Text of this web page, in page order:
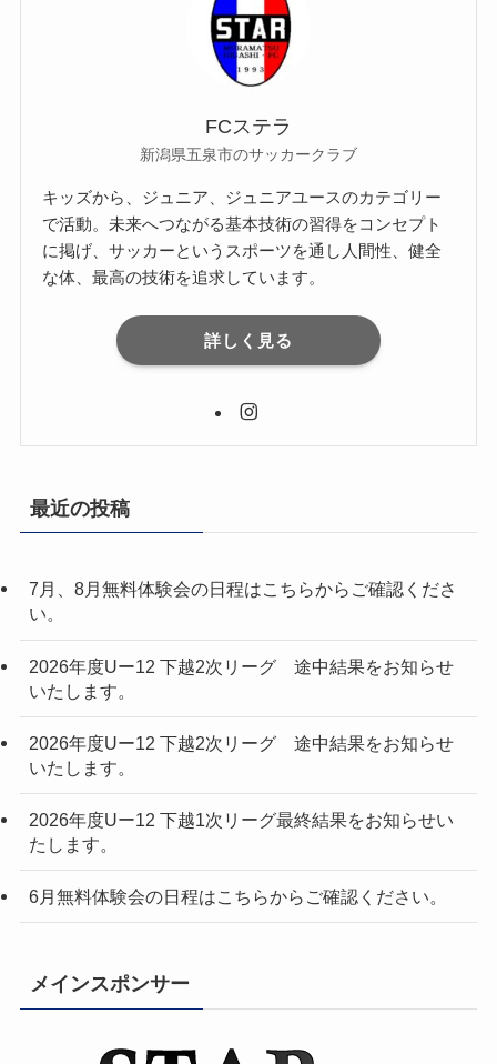
FCステラ
新潟県五泉市のサッカークラブ
キッズから、ジュニア、ジュニアユースのカテゴリー
で活動。未来へつながる基本技術の習得をコンセプト
に掲げ、サッカーというスポーツを通し人間性、健全
な体、最高の技術を追求しています。
詳しく見る
最近の投稿
7月、8月無料体験会の日程はこちらからご確認くださ
い。
2026年度Uー12 下越2次リーグ 途中結果をお知らせ
いたします。
2026年度Uー12 下越2次リーグ 途中結果をお知らせ
いたします。
2026年度Uー12 下越1次リーグ最終結果をお知らせい
たします。
6月無料体験会の日程はこちらからご確認ください。
メインスポンサー